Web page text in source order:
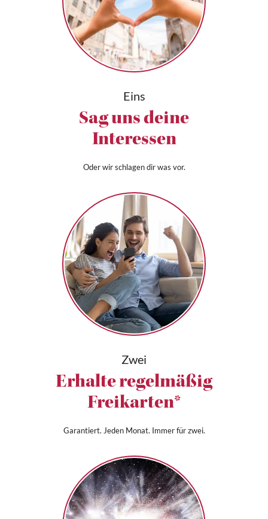
Eins
Sag uns deine
Interessen
Oder wir schlagen dir was vor.
Zwei
Erhalte regelmäßig
Freikarten*
Garantiert. Jeden Monat. Immer für zwei.